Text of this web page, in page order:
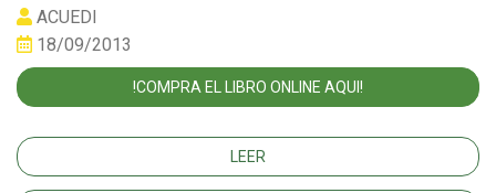
ACUEDI
18/09/2013
!COMPRA EL LIBRO ONLINE AQUI!
LEER